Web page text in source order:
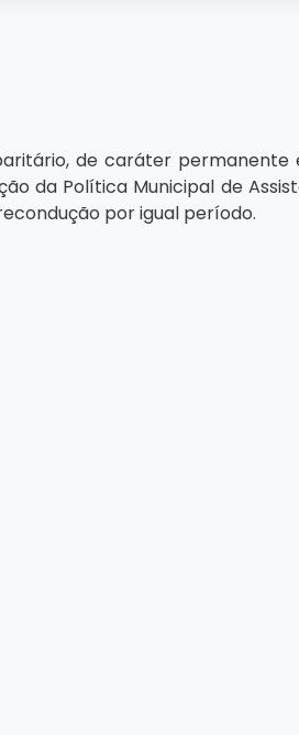
de caráter
da Política Municipal de
por igual período.